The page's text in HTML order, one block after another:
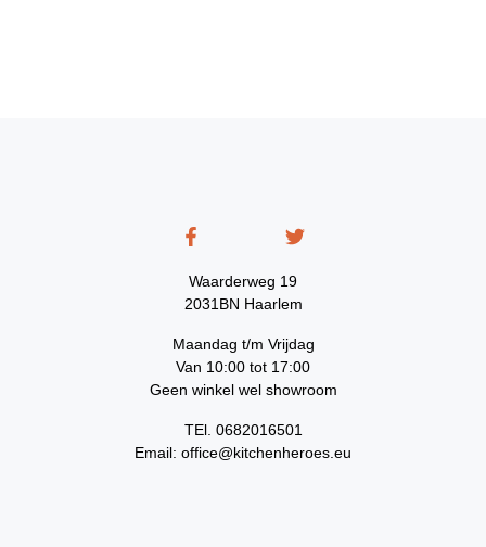
Waarderweg 19
2031BN Haarlem
Maandag t/m Vrijdag
Van 10:00 tot 17:00
Geen winkel wel showroom
TEl. 0682016501
Email: office@kitchenheroes.eu